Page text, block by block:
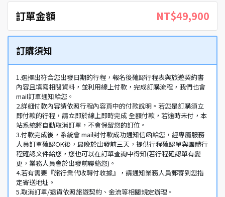
訂單金額 NT$49,900
訂購須知
1.選擇出符合您出發日期的行程，報名後確認行程表與旅遊契約書
內容且填寫相關資料，並利用線上付款，完成訂購流程，我們也會
mail訂單通知給您。
2.詳細付款內容請依照行程內容頁中的付款說明。若您是訂購須立
即付款的行程，請立即於線上即時完成 全額付款，若逾時未付，本
站系統將自動取消訂單，不會保留您的訂位。
3.付款完成後，系統會 mail封付款成功通知信函給您，經專屬服務
人員訂單確認OK後，最晚於出發前三天，提供行程確認單與團體行
程確認文件給您，您也可以在訂單查詢中得知(若行程確認單有變
更，業務人員會於出發前聯絡您)。
4.若有需要『旅行業代收轉付收據』，請通知業務人員郵寄到您指
定寄送地址。
5.取消訂單/退貨依照旅遊契約、金流等相關規定辦理。